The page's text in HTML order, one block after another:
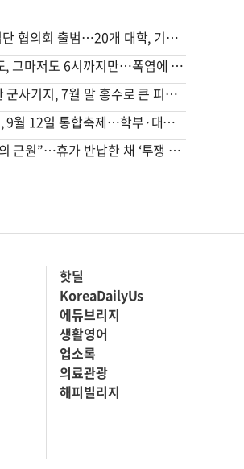
G-LAMP 사업단 협의회 출범…20개 대학, 기초과학 연구 힘 모은다
최저온도 28도, 그마저도 6시까지만…폭염에 시름하는 관공서
NK뉴스 “북한 군사기지, 7월 말 홍수로 큰 피해…주택 수백채 파괴”
한양사이버대, 9월 12일 통합축제…학부·대학원생 한자리에
“이재명 만악의 근원”…휴가 반납한 채 ‘투쟁 올인’하는 장동혁
핫딜
KoreaDailyUs
에듀브리지
생활영어
업소록
의료관광
해피빌리지